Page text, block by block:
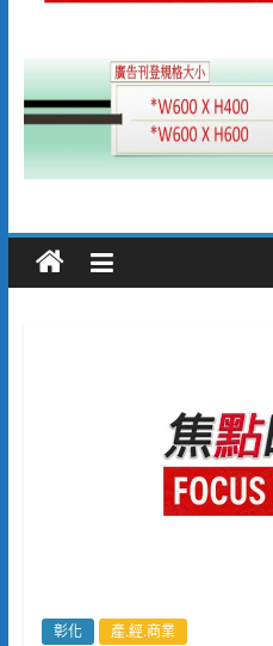
分局將依法
彰化 產.經.商業